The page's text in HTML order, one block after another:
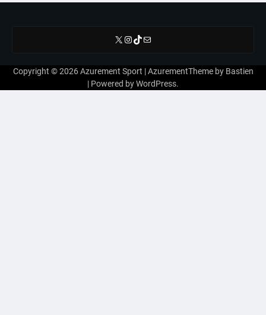
X Instagram
TikTok
E-mail
Copyright © 2026Azurement Sport | AzurementTheme by Bastien
| Powered byWordPress.